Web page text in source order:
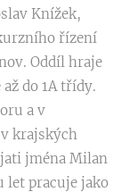
Knížek,
řízení
Oddíl hraje
do 1A třídy.
a v
krajských
jména Milan
let pracuje jako